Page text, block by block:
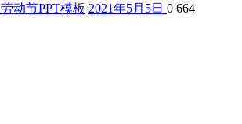
劳动节PPT模板 2021年5月5日 0 664